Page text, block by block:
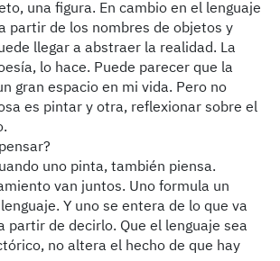
una figura. En cambio en el lenguaje
partir de los nombres de objetos y
llegar a abstraer la realidad. La
lo hace. Puede parecer que la
gran espacio en mi vida. Pero no
es pintar y otra, reflexionar sobre el
uno pinta, también piensa.
van juntos. Uno formula un
Y uno se entera de lo que va
partir de decirlo. Que el lenguaje sea
no altera el hecho de que hay